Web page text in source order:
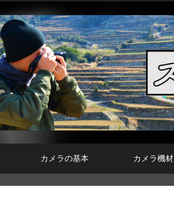
カメラの基本 カメラ機材